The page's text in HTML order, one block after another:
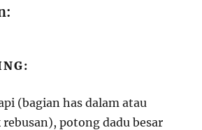
(bagian has dalam atau
potong dadu besar